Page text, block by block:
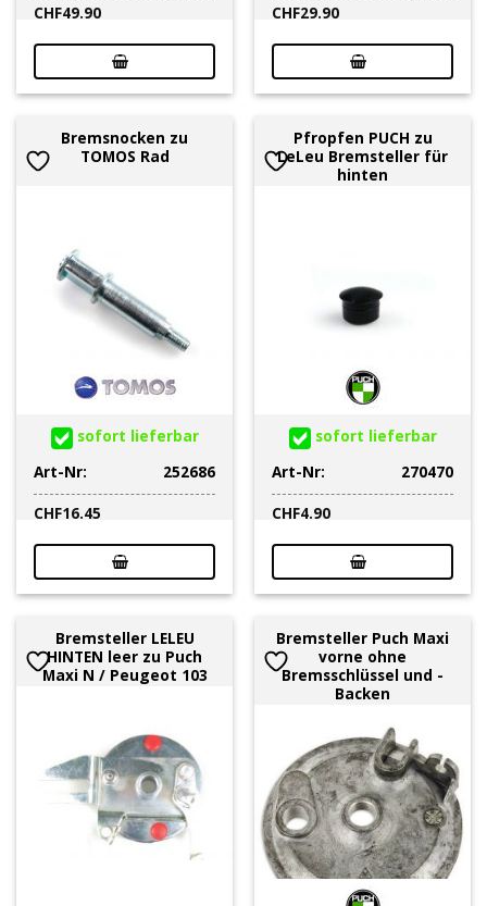
CHF49.90
CHF29.90
Bremsnocken zu
TOMOS Rad
sofort lieferbar
Art-Nr:
252686
CHF16.45
Pfropfen PUCH zu
LeLeu Bremsteller für
hinten
sofort lieferbar
Art-Nr:
270470
CHF4.90
Bremsteller LELEU
HINTEN leer zu Puch
Maxi N / Peugeot 103
Bremsteller Puch Maxi
vorne ohne
Bremsschlüssel und -
Backen